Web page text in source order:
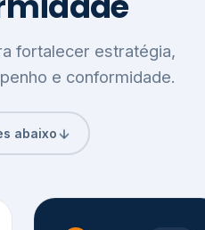
fortalecer estratégia,
e conformidade.
abaixo